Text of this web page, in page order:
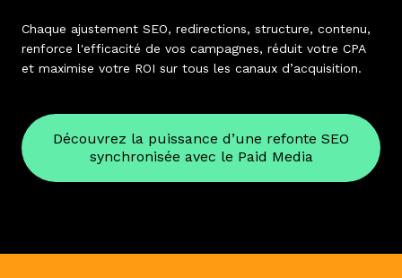
Chaque ajustement SEO, redirections, structure, contenu,
renforce l'efficacité de vos campagnes, réduit votre CPA
et maximise votre ROI sur tous les canaux d’acquisition.
Découvrez la puissance d’une refonte SEO
synchronisée avec le Paid Media